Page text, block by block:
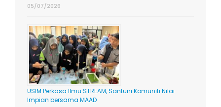
05/07/2026
USIM Perkasa Ilmu STREAM, Santuni Komuniti Nilai
Impian bersama MAAD